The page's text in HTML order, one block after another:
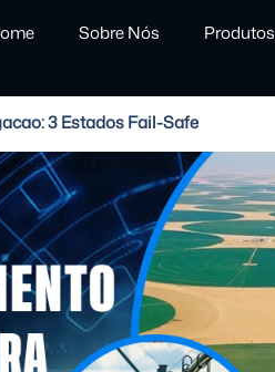
Sobre Nós Produtos
3 Estados Fail-Safe